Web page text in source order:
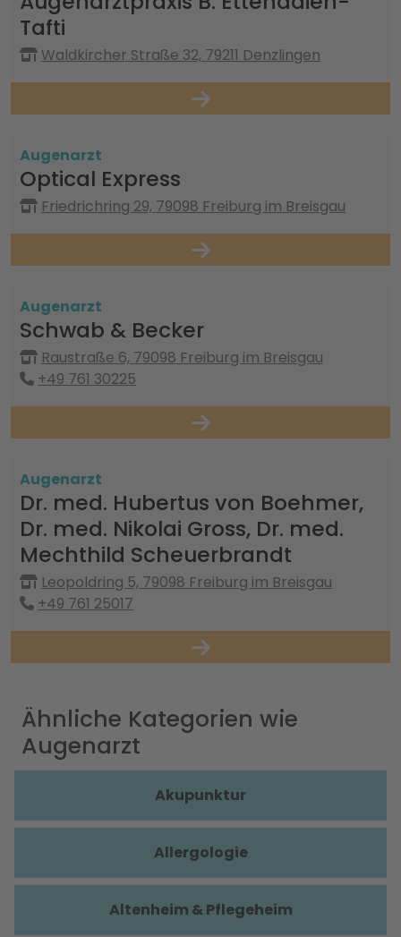
Tafti
Waldkircher Straße 32, 79211 Denzlingen
Augenarzt
Optical Express
Friedrichring 29, 79098 Freiburg im Breisgau
Augenarzt
Schwab & Becker
Raustraße 6, 79098 Freiburg im Breisgau
+49 761 30225
Augenarzt
Dr. med. Hubertus von Boehmer,
Dr. med. Nikolai Gross, Dr. med.
Mechthild Scheuerbrandt
Leopoldring 5, 79098 Freiburg im Breisgau
+49 761 25017
Ähnliche Kategorien wie
Augenarzt
Akupunktur
Allergologie
Altenheim & Pflegeheim